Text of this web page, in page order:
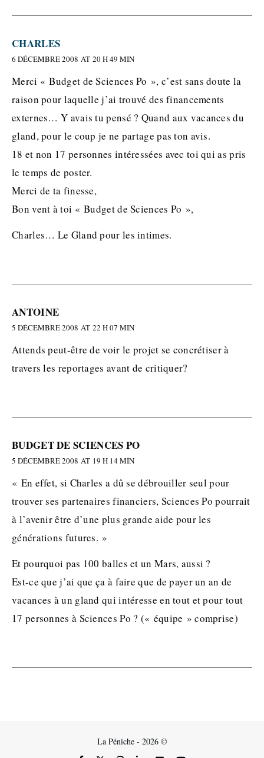
CHARLES
6 DÉCEMBRE 2008 AT 20 H 49 MIN
Merci « Budget de Sciences Po », c’est sans doute la
raison pour laquelle j’ai trouvé des financements
externes… Y avais tu pensé ? Quand aux vacances du
gland, pour le coup je ne partage pas ton avis.
18 et non 17 personnes intéressées avec toi qui as pris
le temps de poster.
Merci de ta finesse,
Bon vent à toi « Budget de Sciences Po »,
Charles… Le Gland pour les intimes.
ANTOINE
5 DÉCEMBRE 2008 AT 22 H 07 MIN
Attends peut-être de voir le projet se concrétiser à
travers les reportages avant de critiquer?
BUDGET DE SCIENCES PO
5 DÉCEMBRE 2008 AT 19 H 14 MIN
« En effet, si Charles a dû se débrouiller seul pour
trouver ses partenaires financiers, Sciences Po pourrait
à l’avenir être d’une plus grande aide pour les
générations futures. »
Et pourquoi pas 100 balles et un Mars, aussi ?
Est-ce que j’ai que ça à faire que de payer un an de
vacances à un gland qui intéresse en tout et pour tout
17 personnes à Sciences Po ? (« équipe » comprise)
La Péniche - 2026 ©